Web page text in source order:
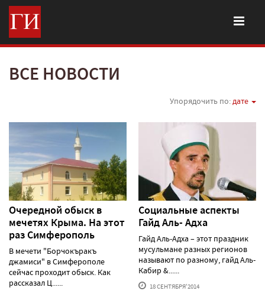
ВСЕ НОВОСТИ
Упорядочить по:дате
Очередной обыск в
мечетях Крыма. На этот
раз Симферополь
В мечети "Борчокъракъ
джамиси" в Симферополе
сейчас проходит обыск. Как
рассказал Ц......
Социальные аспекты
Гайд Аль- Адха
Гайд Аль-Адха – этот праздник
мусульмане разных регионов
называют по разному, гайд Аль-
Кабир &......
18 СЕНТЯБРЯ'2014